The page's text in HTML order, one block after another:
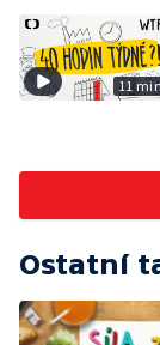
11 min
Ostatní